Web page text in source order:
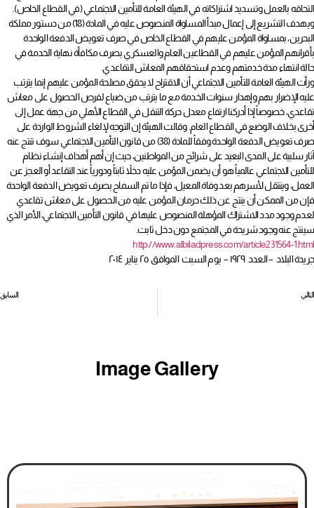
التحاقه بالعمل وتسديد اشتراكاته في الهيئة العامة للتأمين الاجتماعي (في القطاع الخاص).
ويهدف التشريع إلى إعمال مبدأ المساواة المنصوص عليه في المادة (18) من دستور مملكة
البحرين، بمساواة المؤمن عليهم في القطاع الخاص في صرف تعويض الدفعة الواحدة
بأقرانهم المؤمن عليهم في القطاعين العام والعسكري بصرف مكافأة نهاية الخدمة في
حالة انتهاء مدة خدمتهم وعدم استحقاقهم المعاش التقاعدي.
ورأت الهيئة العامة للتأمين الاجتماعي أن الاقتراح لا يحقق مصلحة المؤمن عليهم إنما يترتب
عليه الإضرار بهم وإهدار سنوات الخدمة مع ما يترتب من ضياع لفرص الحصول على معاش
تقاعدي، خصوصاً إذا أدركنا ارتفاع معدل حركة التنقل في القطاع الأهلي من جهة عمل إلى
أخرى بخلاف الوضع في القطاع العام. وقالت الهيئة إن التوجه لإلغاء الشروط الواردة على
صرف تعويض الدفعة الواحدة وفقاً للمادة (38) من قانون التأمين الاجتماعي سوف تنتج عنه
آثار سلبية على المدى البعيد على شرائح من المواطنين، حيث إن أهم أهداف إنشاء نظام
للتأمين الاجتماعي عالمياً هو أن يضمن المؤمن عليه دخلاً ثابتاً ودورياً عند التقاعد أو العجز عن
العمل، وينتقل لأسرهم بعد وفاة المعيل، فإذا ما تم السماح بصرف تعويض الدفعة الواحدة
فإن من الممكن أن ينتج عن ذلك حرمان المؤمن عليه من الحصول على معاش تقاعدي
لعدم وجود مدد الاشتراك المؤهلة المنصوص عليها في قانون التأمين الاجتماعي، الأمر الذي
سينتج عنه وجود شريحة في المجتمع دون دخل ثابت.
http://www.albiladpress.com/article231564-1.html
جريدة البلاد – العدد ١٩٢٩ – يوم السبت الموافق ٢٥ يناير ٢٠١٤
السابق التالي
Image Gallery